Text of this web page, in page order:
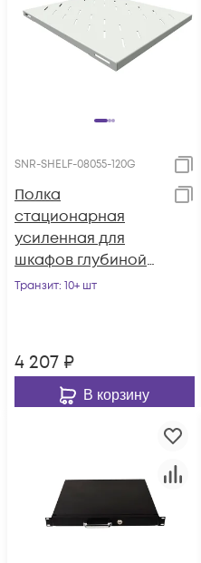
SNR-SHELF-08055-120G
Полка
стационарная
усиленная для
шкафов глубиной
800мм, (глубина
серый (SNR-SHELF-
08055-120G)
Транзит: 10+ шт
4 207 ₽
В корзину